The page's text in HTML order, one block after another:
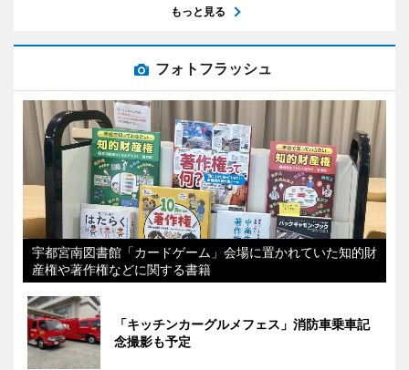
もっと見る
フォトフラッシュ
宇都宮南図書館「カードゲーム」会場に置かれていた知的財
産権や著作権などに関する書籍
「キッチンカーグルメフェス」消防車乗車記
念撮影も予定